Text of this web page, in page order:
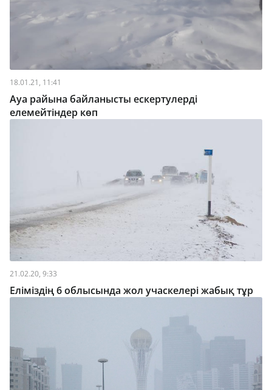
18.01.21, 11:41
Ауа райына байланысты ескертулерді
елемейтіндер көп
21.02.20, 9:33
Еліміздің 6 облысында жол учаскелері жабық тұр